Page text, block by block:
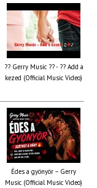
?? Gerry Music ?? - ?? Add a
kezed (Official Music Video)
Édes a gyönyör – Gerry
Music (Official Music Video)